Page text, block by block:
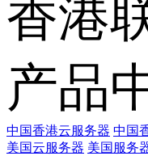
香港
产品
中国香港云服务器 中国
美国云服务器 美国服务